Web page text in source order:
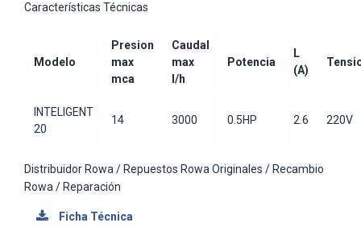
Características Técnicas
Modelo
Presion
max
mca
Caudal
max
l/h
Potencia
L
(A)
INTELIGENT
20
14 3000 0.5HP 2.6 220V
Distribuidor Rowa / Repuestos Rowa Originales / Recambio
Rowa / Reparación
Ficha Técnica